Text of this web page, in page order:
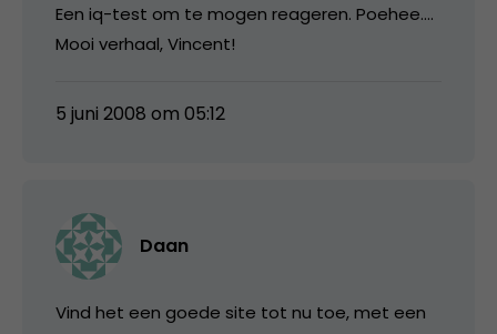
Een iq-test om te mogen reageren. Poehee….
Mooi verhaal, Vincent!
5 juni 2008 om 05:12
Daan
Vind het een goede site tot nu toe, met een